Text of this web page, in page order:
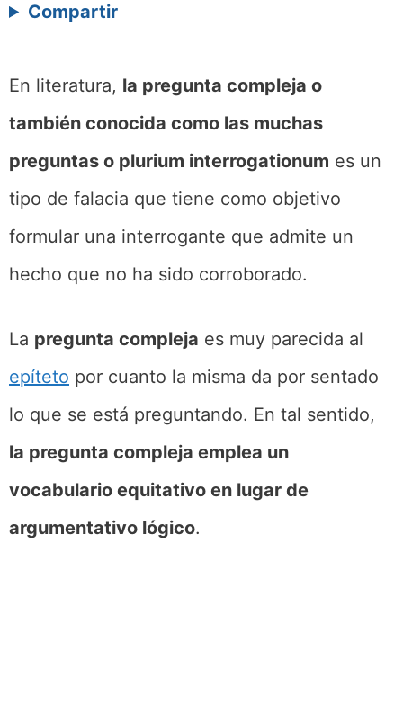
Compartir
En literatura, la pregunta compleja o
también conocida como las muchas
preguntas o plurium interrogationum es un
tipo de falacia que tiene como objetivo
formular una interrogante que admite un
hecho que no ha sido corroborado.
La pregunta compleja es muy parecida al
epíteto por cuanto la misma da por sentado
lo que se está preguntando. En tal sentido,
la pregunta compleja emplea un
vocabulario equitativo en lugar de
argumentativo lógico.